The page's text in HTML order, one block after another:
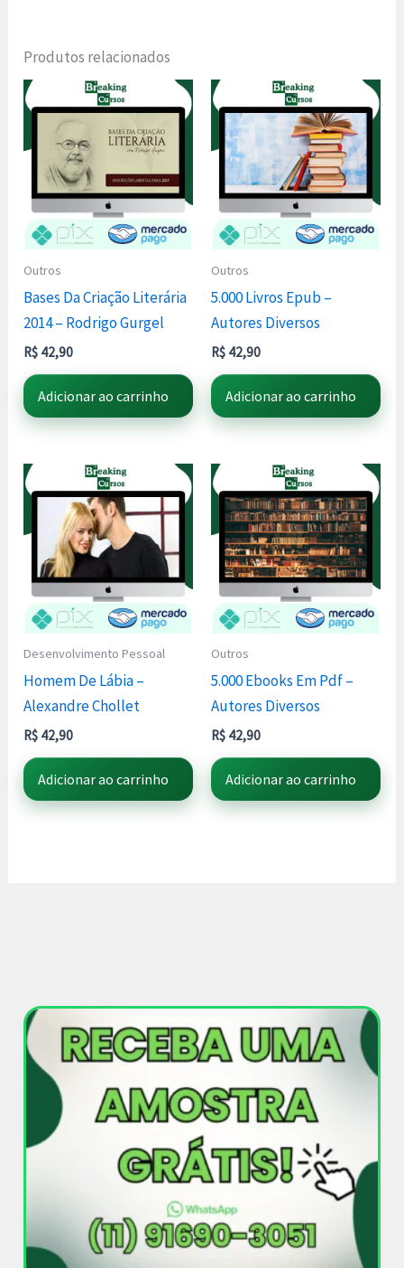
Produtos relacionados
Outros
Bases Da Criação Literária
2014 – Rodrigo Gurgel
R$ 42,90
Adicionar ao carrinho
Outros
5.000 Livros Epub –
Autores Diversos
R$ 42,90
Adicionar ao carrinho
Desenvolvimento Pessoal
Homem De Lábia –
Alexandre Chollet
R$ 42,90
Adicionar ao carrinho
Outros
5.000 Ebooks Em Pdf –
Autores Diversos
R$ 42,90
Adicionar ao carrinho